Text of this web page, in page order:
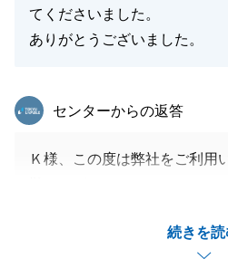
てくださいました。
ありがとうございました。
続きを読
東急リバブル
センターからの返答
Ｋ様、この度は弊社をご利用
況に関連して迅速なご対応、